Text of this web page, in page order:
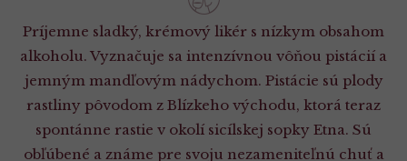
Príjemne sladký, krémový likér s nízkym obsahom
alkoholu. Vyznačuje sa intenzívnou vôňou pistácií a
jemným mandľovým nádychom. Pistácie sú plody
rastliny pôvodom z Blízkeho východu, ktorá teraz
spontánne rastie v okolí sicílskej sopky Etna. Sú
obľúbené a známe pre svoju nezameniteľnú chuť a